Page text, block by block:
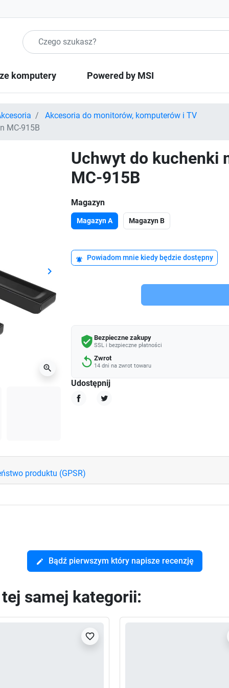
Szukaj produktow
komputery Powered by MSI
Akcesoria do monitorów, komputerów i TV
MC-915B
Następny
keyboard_arrow_right
zoom_in
Uchwyt do kuchenki
MC-915B
Magazyn
Magazyn A Magazyn B
notifications_active Powiadom mnie kiedy będzie dostępny
verified_user Bezpieczne zakupy
SSL i bezpieczne płatności
replay Zwrot
14 dni na zwrot towaru
Udostępnij
produktu (GPSR)
edit Bądź pierwszym który napisze recenzję
samej kategorii:
favorite_border